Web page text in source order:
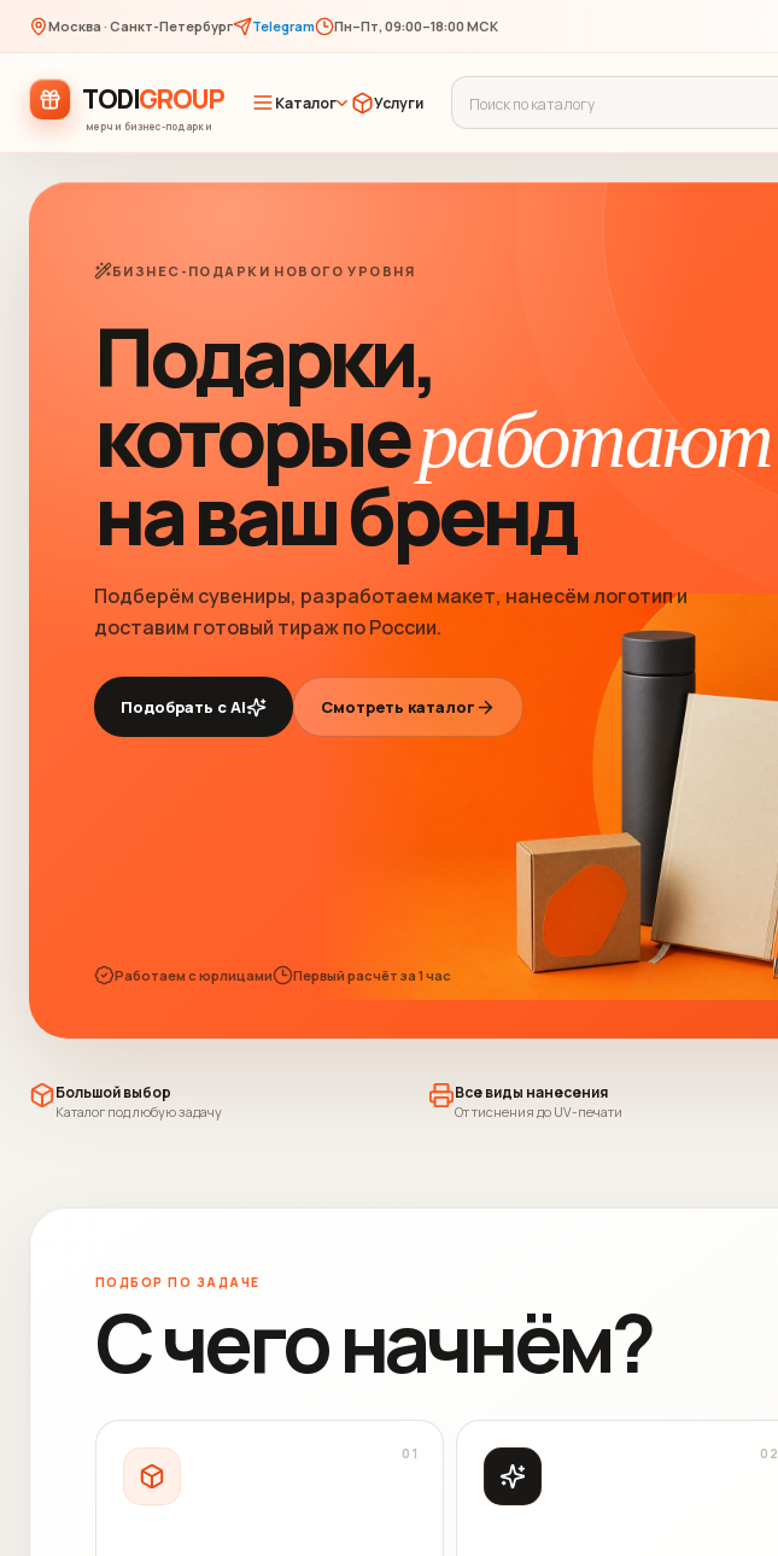
Москва · Санкт-Петербург Telegram Пн–Пт, 09:00–18:00 МСК
TODIGROUP
мерч и бизнес-подарки
Каталог Услуги
БИЗНЕС-ПОДАРКИ НОВОГО УРОВНЯ
Подарки,
которыеработают
на ваш бренд
Подберём сувениры, разработаем макет, нанесём логотип и
доставим готовый тираж по России.
Подобрать с AI Смотреть каталог
Работаем с юрлицами Первый расчёт за 1 час
Большой выбор
Каталог под любую задачу
Все виды нанесения
От тиснения до UV-печати
ПОДБОР ПО ЗАДАЧЕ
С чего начнём?
0 1 0 2